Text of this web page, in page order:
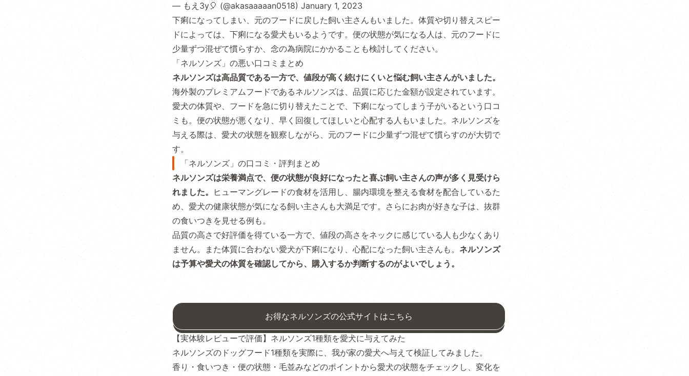
— もえ3y🎈 (@akasaaaaan0518) January 1, 2023
下痢になってしまい、元のフードに戻した飼い主さんもいました。体質や切り替えスピー
ドによっては、下痢になる愛犬もいるようです。便の状態が気になる人は、元のフードに
少量ずつ混ぜて慣らすか、念の為病院にかかることも検討してください。
「ネルソンズ」の悪い口コミまとめ
ネルソンズは高品質である一方で、値段が高く続けにくいと悩む飼い主さんがいました。
海外製のプレミアムフードであるネルソンズは、品質に応じた金額が設定されています。
愛犬の体質や、フードを急に切り替えたことで、下痢になってしまう子がいるという口コ
ミも。便の状態が悪くなり、早く回復してほしいと心配する人もいました。ネルソンズを
与える際は、愛犬の状態を観察しながら、元のフードに少量ずつ混ぜて慣らすのが大切で
す。
「ネルソンズ」の口コミ・評判まとめ
ネルソンズは栄養満点で、便の状態が良好になったと喜ぶ飼い主さんの声が多く見受けら
れました。
ヒューマングレードの食材を活用し、腸内環境を整える食材を配合しているた
め、愛犬の健康状態が気になる飼い主さんも大満足です。さらにお肉が好きな子は、抜群
の食いつきを見せる例も。
品質の高さで好評価を得ている一方で、値段の高さをネックに感じている人も少なくあり
ません。また体質に合わない愛犬が下痢になり、心配になった飼い主さんも。 ネルソンズ
は予算や愛犬の体質を確認してから、購入するか判断するのがよいでしょう。
お得なネルソンズの公式サイトはこちら
【実体験レビューで評価】ネルソンズ1種類を愛犬に与えてみた
ネルソンズのドッグフード1種類を実際に、我が家の愛犬へ与えて検証してみました。
香り・食いつき・便の状態・毛並みなどのポイントから愛犬の状態をチェックし、変化を